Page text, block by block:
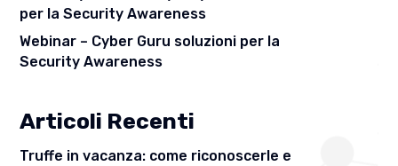
per la Security Awareness
Webinar – Cyber Guru soluzioni per la
Security Awareness
Articoli Recenti
Truffe in vacanza: come riconoscerle e